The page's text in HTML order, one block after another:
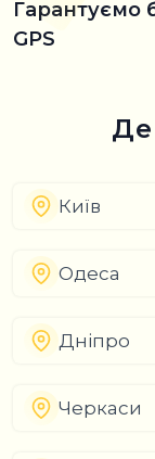
Гарантуємо
GPS
Київ
Одеса
Дніпро
Черкаси